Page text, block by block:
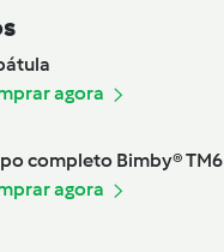
agora
completo Bimby® TM6
agora